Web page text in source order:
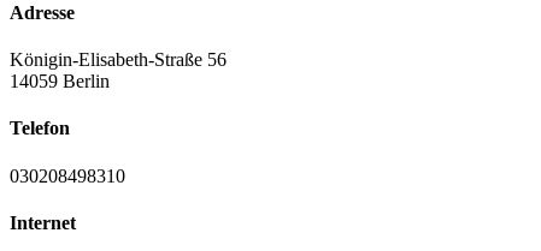
Adresse
Königin-Elisabeth-Straße 56
14059 Berlin
Telefon
030208498310
Internet